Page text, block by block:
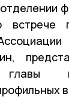
встрече